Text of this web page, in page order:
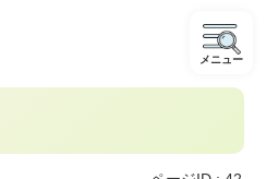
メニュー